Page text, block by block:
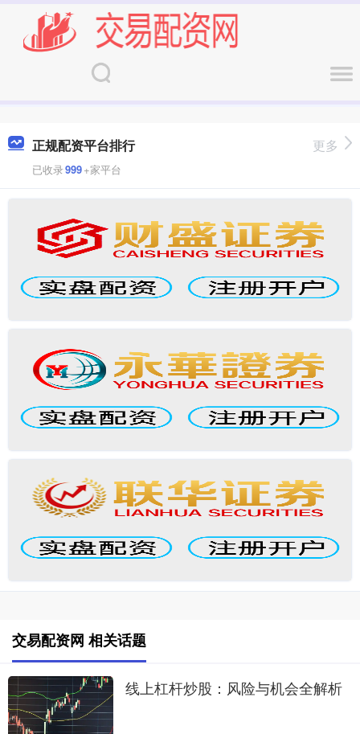
正规配资平台排行
已收录999+家平台
更多
交易配资网 相关话题
线上杠杆炒股：风险与机会全解析